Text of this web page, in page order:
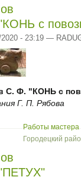
с
2020 - 23:19 —
С. Ф. "КОНЬ с
Г. П. Рябова
Работы
Городецкий